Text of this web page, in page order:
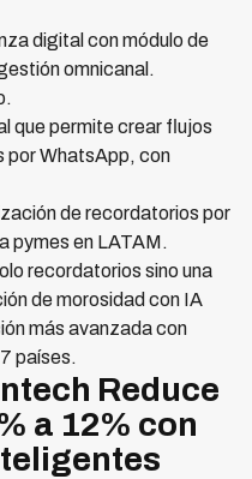
digital con módulo de
omnicanal.
que permite crear flujos
por WhatsApp, con
de recordatorios por
pymes en LATAM.
recordatorios sino una
de morosidad con IA
más avanzada con
países.
Reduce
a 12% con